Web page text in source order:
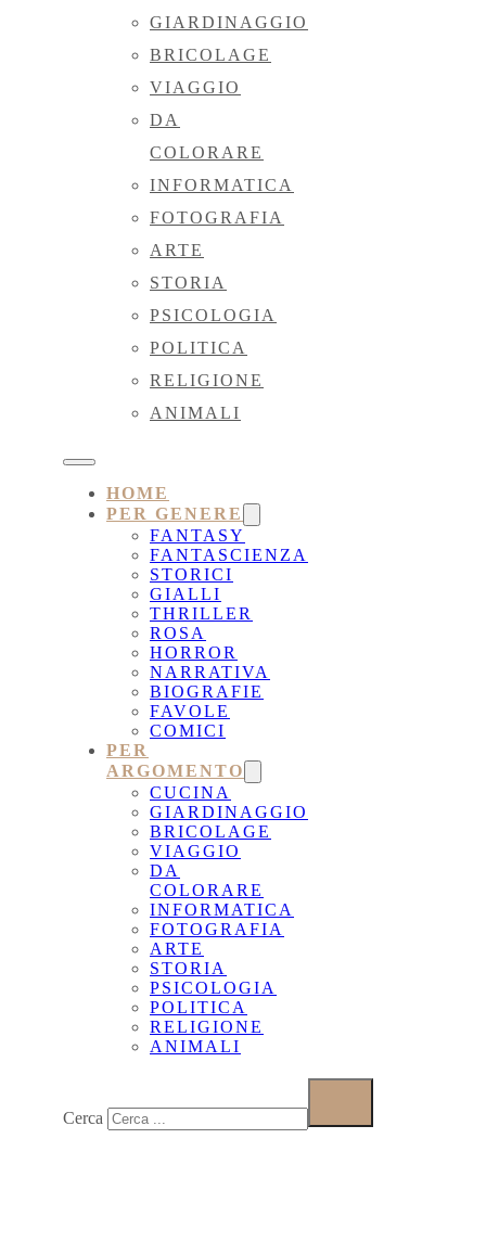
GIARDINAGGIO
BRICOLAGE
VIAGGIO
DA
COLORARE
INFORMATICA
FOTOGRAFIA
ARTE
STORIA
PSICOLOGIA
POLITICA
RELIGIONE
ANIMALI
HOME
PER GENERE
FANTASY
FANTASCIENZA
STORICI
GIALLI
THRILLER
ROSA
HORROR
NARRATIVA
BIOGRAFIE
FAVOLE
COMICI
PER
ARGOMENTO
CUCINA
GIARDINAGGIO
BRICOLAGE
VIAGGIO
DA
COLORARE
INFORMATICA
FOTOGRAFIA
ARTE
STORIA
PSICOLOGIA
POLITICA
RELIGIONE
ANIMALI
Cerca